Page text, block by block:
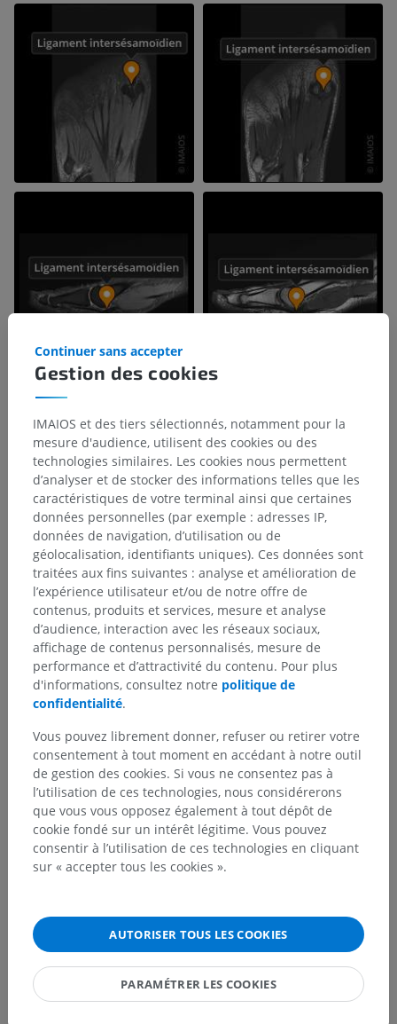
Hiérarchie anatomique
Anatomie humaine 2
Corps humain Systèmes musculosquelettiques
Articulations de la partie libre du membre inférieur>
Articulations synoviales de la partie libre du membre
inférieur>
Articulations du pied>
Articulations métatarsophalangiennes>
Articulation métatarsophalangienne de l'hallux>
Ligament intersésamoïdien
Traductions
Gestion des cookies
Continuer sans accepter
IMAIOS et des tiers sélectionnés, notamment pour la
mesure d'audience, utilisent des cookies ou des
technologies similaires. Les cookies nous permettent
d’analyser et de stocker des informations telles que les
caractéristiques de votre terminal ainsi que certaines
données personnelles (par exemple : adresses IP,
données de navigation, d’utilisation ou de
géolocalisation, identifiants uniques). Ces données sont
traitées aux fins suivantes : analyse et amélioration de
l’expérience utilisateur et/ou de notre offre de
contenus, produits et services, mesure et analyse
d’audience, interaction avec les réseaux sociaux,
affichage de contenus personnalisés, mesure de
performance et d’attractivité du contenu. Pour plus
d'informations, consultez notre politique de
confidentialité.
Vous pouvez librement donner, refuser ou retirer votre
consentement à tout moment en accédant à notre outil
de gestion des cookies. Si vous ne consentez pas à
l’utilisation de ces technologies, nous considérerons
que vous vous opposez également à tout dépôt de
cookie fondé sur un intérêt légitime. Vous pouvez
consentir à l’utilisation de ces technologies en cliquant
sur « accepter tous les cookies ».
AUTORISER TOUS LES COOKIES
PARAMÉTRER LES COOKIES